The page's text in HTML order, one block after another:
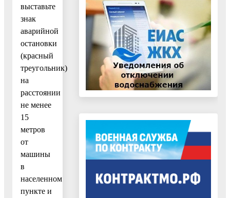
выставьте
знак
аварийной
остановки
(красный
треугольник)
на
расстоянии
не менее
15
метров
от
машины
в
населенном
пункте и